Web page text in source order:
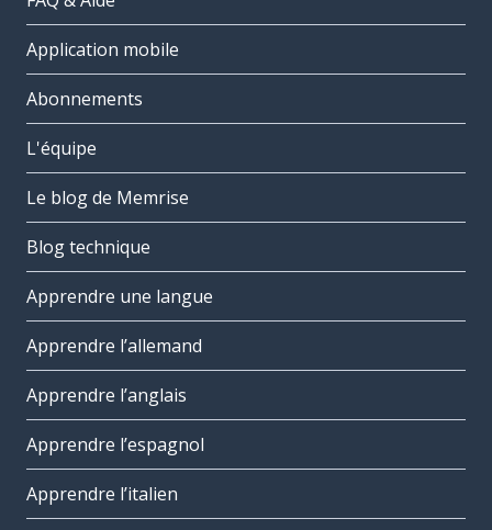
Application mobile
Abonnements
L'équipe
Le blog de Memrise
Blog technique
Apprendre une langue
Apprendre l’allemand
Apprendre l’anglais
Apprendre l’espagnol
Apprendre l’italien